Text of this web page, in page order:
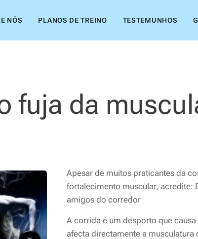
NÓS PLANOS DE TREINO TESTEMUNHOS
fuja da
Apesar de muitos praticantes da
fortalecimento muscular, acredite:
amigos do corredor
A corrida é um desporto que
afecta directamente a musculatura